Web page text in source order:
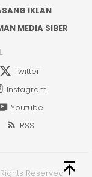
IKLAN
MEDIA SIBER
Twitter
Instagram
Youtube
RSS
Reserved